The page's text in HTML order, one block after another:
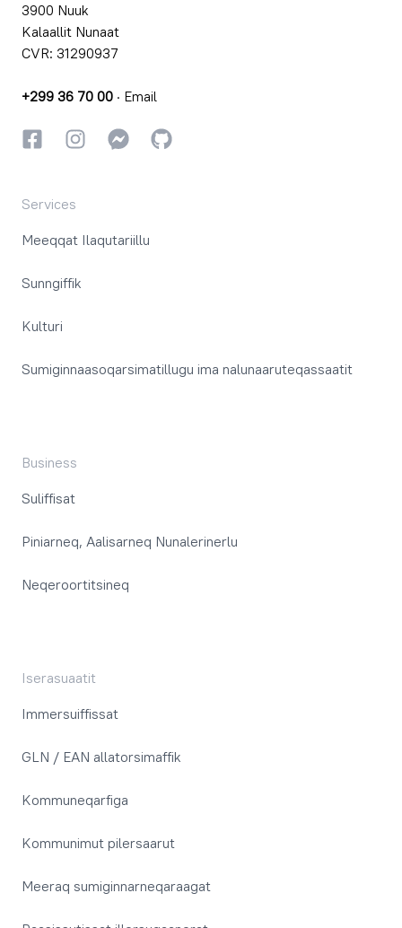
3900 Nuuk
Kalaallit Nunaat
CVR: 31290937
+299 36 70 00 · Email
FacebookkiInstagrammiInstagrammi
GitHub
Services
Meeqqat Ilaqutariillu
Sunngiffik
Kulturi
Sumiginnaasoqarsimatillugu ima nalunaaruteqassaatit
Business
Suliffisat
Piniarneq, Aalisarneq Nunalerinerlu
Neqeroortitsineq
Iserasuaatit
Immersuiffissat
GLN / EAN allatorsimaffik
Kommuneqarfiga
Kommunimut pilersaarut
Meeraq sumiginnarneqaraagat